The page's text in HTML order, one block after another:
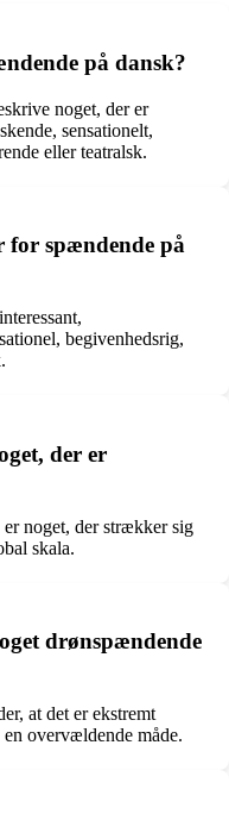
på dansk?
noget, der er
sensationelt,
eller teatralsk.
for spændende på
begivenhedsrig,
der er
noget, der strækker sig
skala.
drønspændende
at det er ekstremt
overvældende måde.